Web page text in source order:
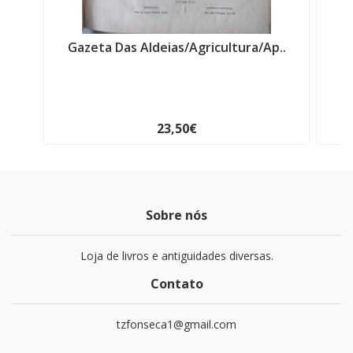
Gazeta Das Aldeias/Agricultura/Ap..
23,50€
Sobre nós
Loja de livros e antiguidades diversas.
Contato
tzfonseca1@gmail.com